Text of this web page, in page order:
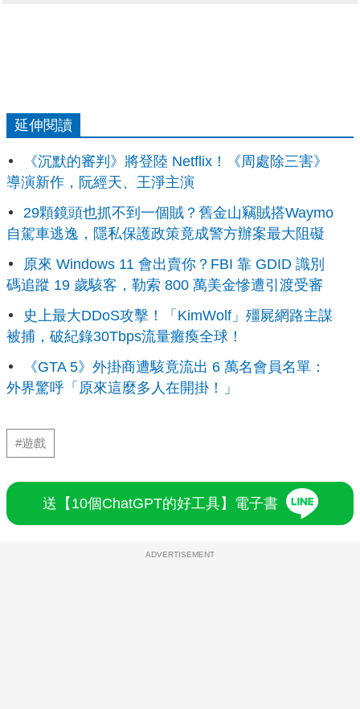
延伸閱讀
《沉默的審判》將登陸 Netflix！《周處除三害》
導演新作，阮經天、王淨主演
29顆鏡頭也抓不到一個賊？舊金山竊賊搭Waymo
自駕車逃逸，隱私保護政策竟成警方辦案最大阻礙
原來 Windows 11 會出賣你？FBI 靠 GDID 識別
碼追蹤 19 歲駭客，勒索 800 萬美金慘遭引渡受審
史上最大DDoS攻擊！「KimWolf」殭屍網路主謀
被捕，破紀錄30Tbps流量癱瘓全球！
《GTA 5》外掛商遭駭竟流出 6 萬名會員名單：
外界驚呼「原來這麼多人在開掛！」
#遊戲
送【10個ChatGPT的好工具】電子書
ADVERTISEMENT